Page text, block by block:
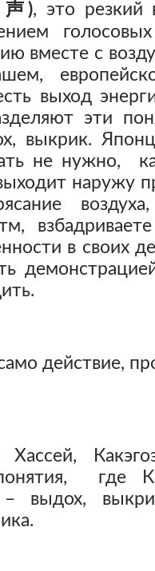
声), это резкий
голосовых
вместе с
выход
эти
выкрик.
не нужно,
наружу
в своих
действие,
Хассей,
понятия, где
– выдох,